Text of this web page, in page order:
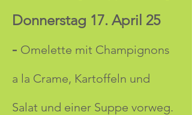
Donnerstag 17. April 25
- Omelette mit Champignons
a la Crame, Kartoffeln und
Salat und einer Suppe vorweg.